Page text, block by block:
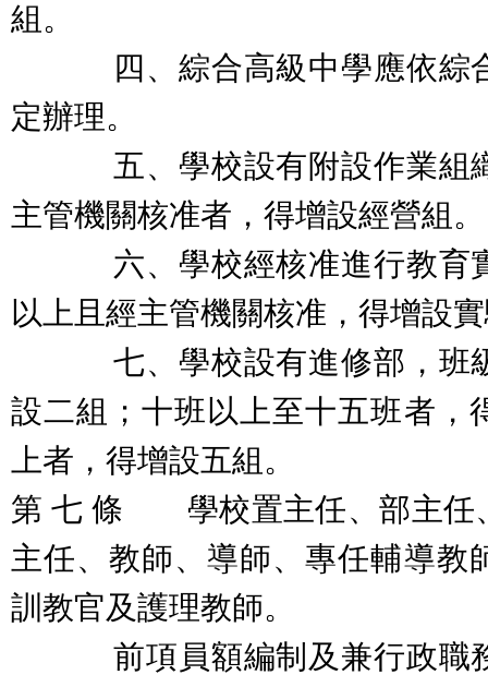
組。
四、綜合高級中學應依綜合
定辦理。
五、學校設有附設作業組織
主管機關核准者，得增設經營組。
六、學校經核准進行教育實
以上且經主管機關核准，得增設
七、學校設有進修部，班級
設二組；十班以上至十五班者，
上者，得增設五組。
第 七 條 學校置主任、部主任
主任、教師、導師、專任輔導教
訓教官及護理教師。
前項員額編制及兼行政職務